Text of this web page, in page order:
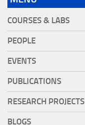
COURSES & LABS
PEOPLE
EVENTS
PUBLICATIONS
RESEARCH PROJECTS
BLOGS